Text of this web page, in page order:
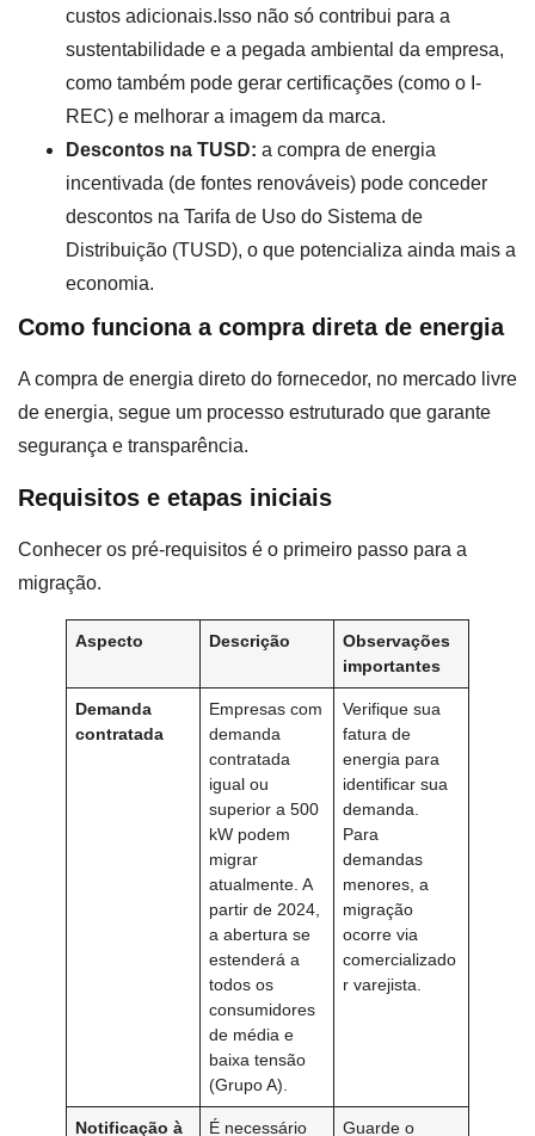
custos adicionais.Isso não só contribui para a
sustentabilidade e a pegada ambiental da empresa,
como também pode gerar certificações (como o I-
REC) e melhorar a imagem da marca.
Descontos na TUSD: a compra de energia
incentivada (de fontes renováveis) pode conceder
descontos na Tarifa de Uso do Sistema de
Distribuição (TUSD), o que potencializa ainda mais a
economia.
Como funciona a compra direta de energia
A compra de energia direto do fornecedor, no mercado livre
de energia, segue um processo estruturado que garante
segurança e transparência.
Requisitos e etapas iniciais
Conhecer os pré-requisitos é o primeiro passo para a
migração.
Aspecto Descrição
Observações
importantes
Demanda
contratada
Empresas com
demanda
contratada
igual ou
superior a 500
kW podem
migrar
atualmente. A
partir de 2024,
a abertura se
estenderá a
todos os
consumidores
de média e
baixa tensão
(Grupo A).
Verifique sua
fatura de
energia para
identificar sua
demanda.
Para
demandas
menores, a
migração
ocorre via
comercializado
r varejista.
Notificação à É necessário Guarde o